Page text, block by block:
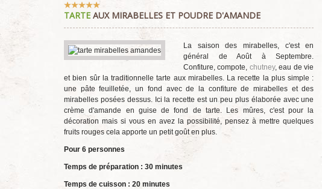
Vote
utilisateur:5/5
TARTE AUX MIRABELLES ET POUDRE D'AMANDE
La saison des mirabelles, c'est en
général de Août à Septembre.
Confiture, compote, chutney, eau de vie
et bien sûr la traditionnelle tarte aux mirabelles. La recette la plus simple :
une pâte feuilletée, un fond avec de la confiture de mirabelles et des
mirabelles posées dessus. Ici la recette est un peu plus élaborée avec une
crème d'amande en guise de fond de tarte. Les mûres, c'est pour la
décoration mais si vous en avez la possibilité, pensez à mettre quelques
fruits rouges cela apporte un petit goût en plus.
Pour 6 personnes
Temps de préparation : 30 minutes
Temps de cuisson : 20 minutes